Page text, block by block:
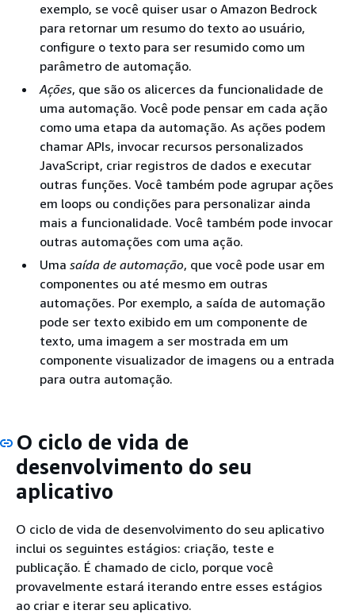
exemplo, se você quiser usar o Amazon Bedrock
para retornar um resumo do texto ao usuário,
configure o texto para ser resumido como um
parâmetro de automação.
Ações, que são os alicerces da funcionalidade de
uma automação. Você pode pensar em cada ação
como uma etapa da automação. As ações podem
chamar APIs, invocar recursos personalizados
JavaScript, criar registros de dados e executar
outras funções. Você também pode agrupar ações
em loops ou condições para personalizar ainda
mais a funcionalidade. Você também pode invocar
outras automações com uma ação.
Uma saída de automação, que você pode usar em
componentes ou até mesmo em outras
automações. Por exemplo, a saída de automação
pode ser texto exibido em um componente de
texto, uma imagem a ser mostrada em um
componente visualizador de imagens ou a entrada
para outra automação.
O ciclo de vida de
desenvolvimento do seu
aplicativo
O ciclo de vida de desenvolvimento do seu aplicativo
inclui os seguintes estágios: criação, teste e
publicação. É chamado de ciclo, porque você
provavelmente estará iterando entre esses estágios
ao criar e iterar seu aplicativo.